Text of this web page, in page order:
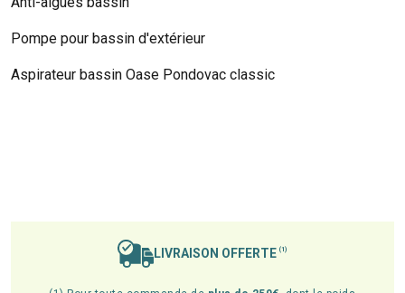
Pompe pour bassin d'extérieur
Aspirateur bassin Oase Pondovac classic
LIVRAISON OFFERTE (1)